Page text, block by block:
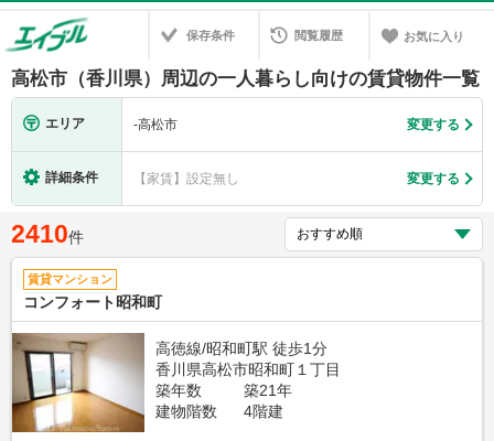
保存条件 閲覧履歴 お気に入り
高松市（香川県）周辺の一人暮らし向けの賃貸物件一覧
エリア -高松市 変更する
詳細条件 【家賃】設定無し 変更する
2410件
賃貸マンション
コンフォート昭和町
高徳線/昭和町駅 徒歩1分
香川県高松市昭和町１丁目
築年数
築21年
建物階数
4階建